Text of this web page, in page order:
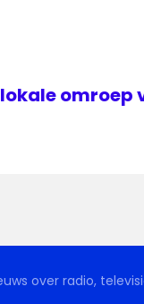
omroep
over radio,